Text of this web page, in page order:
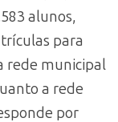
alunos,
para
rede municipal
a rede
por